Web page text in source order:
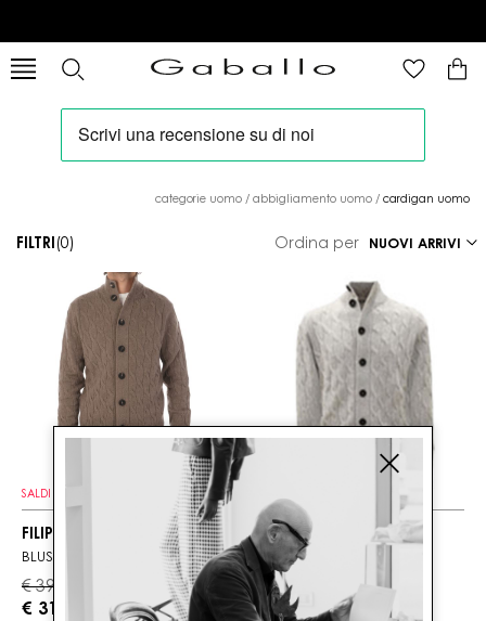
categorie uomo / abbigliamento uomo / cardigan uomo
FILTRI (0) Ordina per
SALDI
FILIPPO DE LAURENTIS
BLUSOTTO TRECCE
€ 396.00
€ 317.00
FILIPPO DE LAURENTIS
BLUSOTTO TRECCE
€ 396.00
€ 317.00